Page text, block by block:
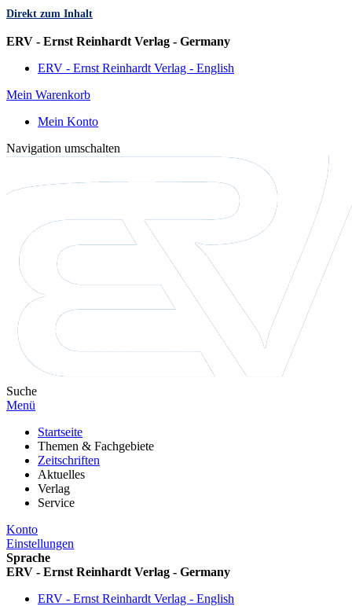
Direkt zum Inhalt
ERV - Ernst Reinhardt Verlag - Germany
ERV - Ernst Reinhardt Verlag - English
Mein Warenkorb
Mein Konto
Navigation umschalten
Suche
Menü
Startseite
Themen & Fachgebiete
Zeitschriften
Aktuelles
Verlag
Service
Konto
Einstellungen
Sprache
ERV - Ernst Reinhardt Verlag - Germany
ERV - Ernst Reinhardt Verlag - English